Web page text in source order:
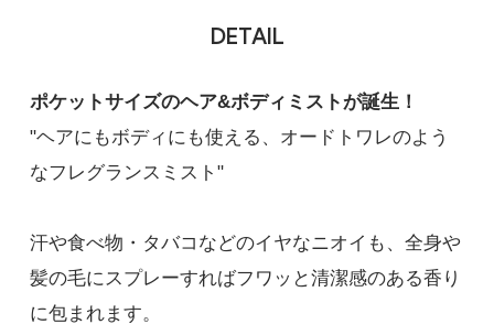
DETAIL
ポケットサイズのヘア&ボディミストが誕生！
"ヘアにもボディにも使える、オードトワレのよう
なフレグランスミスト"
汗や食べ物・タバコなどのイヤなニオイも、全身や
髪の毛にスプレーすればフワッと清潔感のある香り
に包まれます。